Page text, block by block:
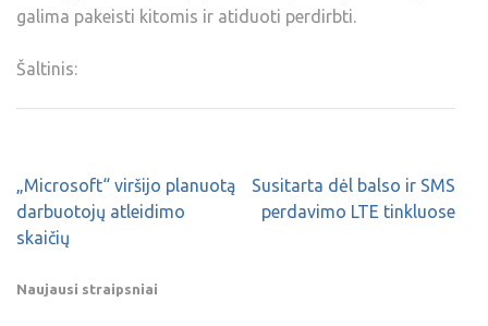
galima pakeisti kitomis ir atiduoti perdirbti.
Šaltinis:
„Microsoft“ viršijo planuotą
darbuotojų atleidimo
skaičių
Susitarta dėl balso ir SMS
perdavimo LTE tinkluose
Naujausi straipsniai